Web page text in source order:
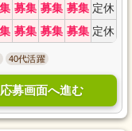
募集 募集 募集 定休
募集 募集 募集 定休
40代活躍
応募画面へ進む